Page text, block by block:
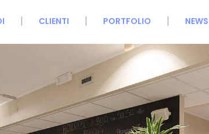
CLIENTI PORTFOLIO NEWS